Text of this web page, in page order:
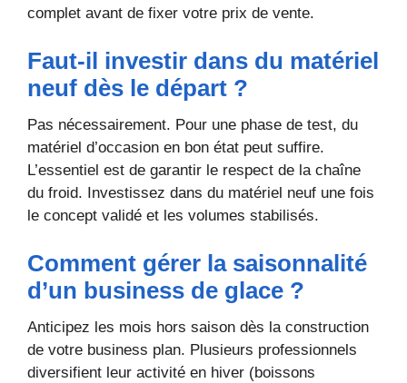
complet avant de fixer votre prix de vente.
Faut-il investir dans du matériel
neuf dès le départ ?
Pas nécessairement. Pour une phase de test, du
matériel d’occasion en bon état peut suffire.
L’essentiel est de garantir le respect de la chaîne
du froid. Investissez dans du matériel neuf une fois
le concept validé et les volumes stabilisés.
Comment gérer la saisonnalité
d’un business de glace ?
Anticipez les mois hors saison dès la construction
de votre business plan. Plusieurs professionnels
diversifient leur activité en hiver (boissons